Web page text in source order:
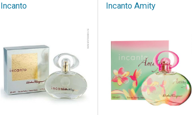
Incanto
Incanto Amity